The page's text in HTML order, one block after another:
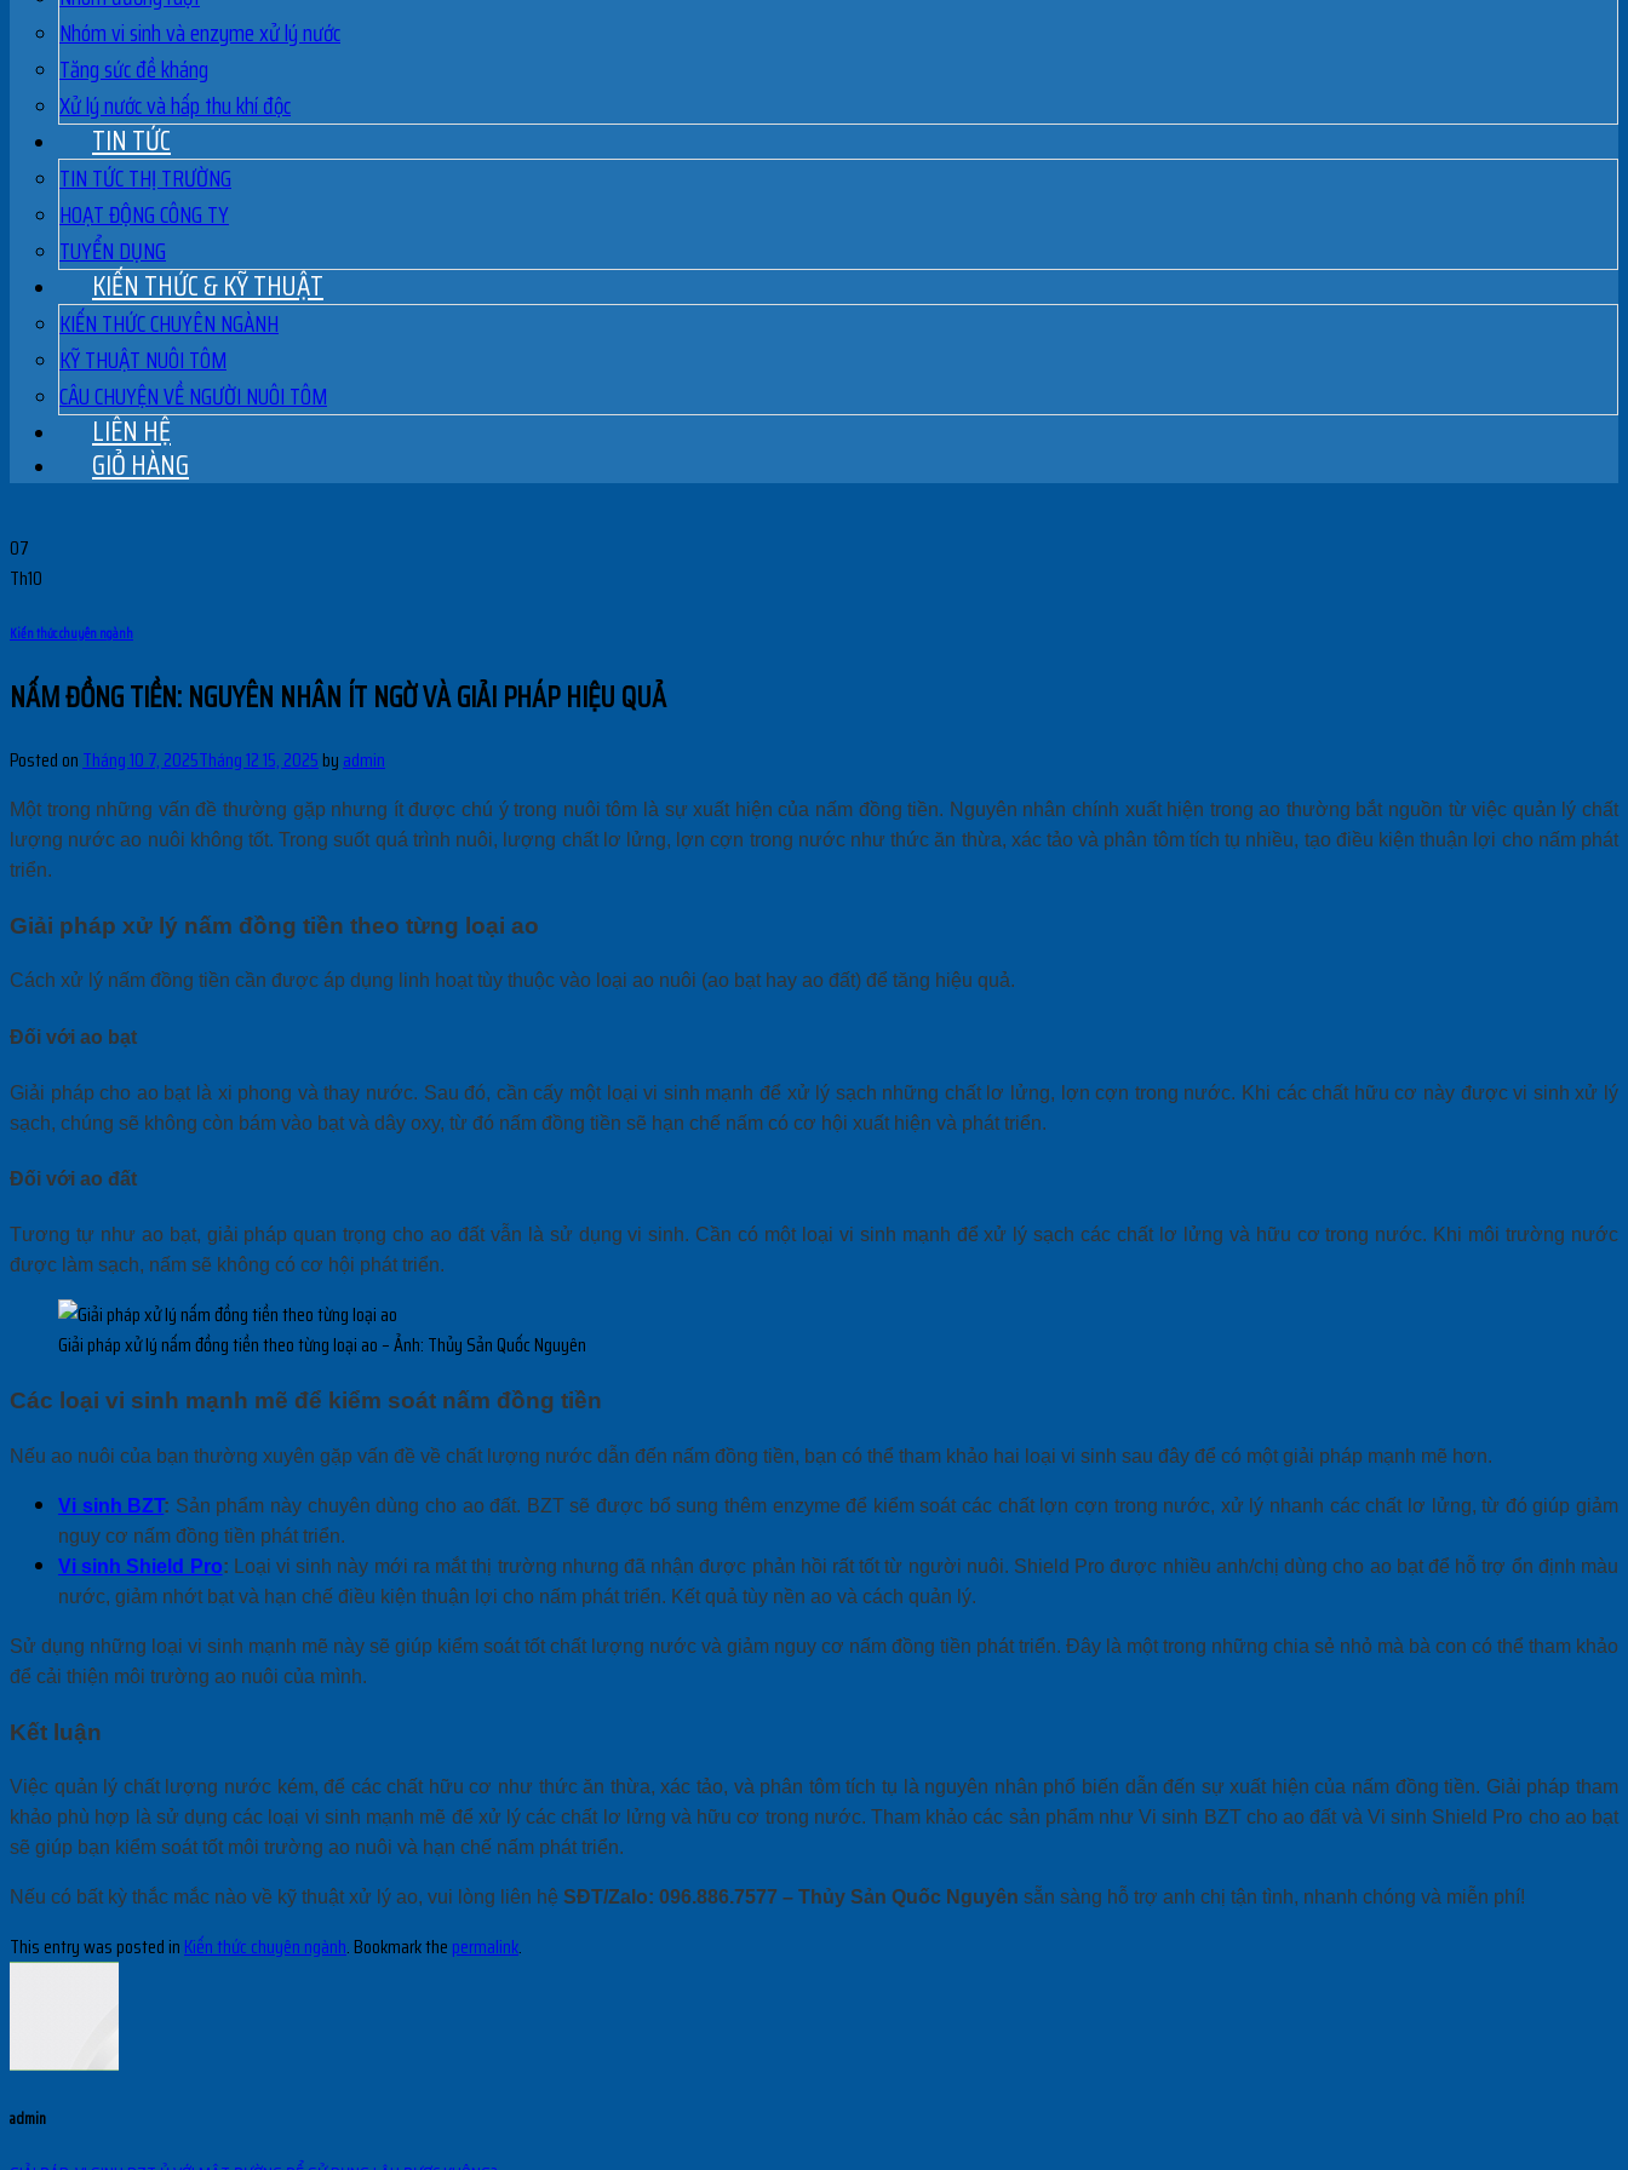
Nhóm vi sinh và enzyme xử lý nước
Tăng sức đề kháng
Xử lý nước và hấp thu khí độc
TIN TỨC
TIN TỨC THỊ TRƯỜNG
HOẠT ĐỘNG CÔNG TY
TUYỂN DỤNG
KIẾN THỨC & KỸ THUẬT
KIẾN THỨC CHUYÊN NGÀNH
KỸ THUẬT NUÔI TÔM
CÂU CHUYỆN VỀ NGƯỜI NUÔI TÔM
LIÊN HỆ
GIỎ HÀNG
07
Th10
Kiến thức chuyên ngành
NẤM ĐỒNG TIỀN: NGUYÊN NHÂN ÍT NGỜ VÀ GIẢI PHÁP HIỆU QUẢ
Posted on Tháng 10 7, 2025Tháng 12 15, 2025by admin
Một trong những vấn đề thường gặp nhưng ít được chú ý trong nuôi tôm là sự xuất hiện của nấm đồng tiền. Nguyên nhân chính xuất hiện trong ao thường bắt nguồn từ việc quản lý chất
lượng nước ao nuôi không tốt. Trong suốt quá trình nuôi, lượng chất lơ lửng, lợn cợn trong nước như thức ăn thừa, xác tảo và phân tôm tích tụ nhiều, tạo điều kiện thuận lợi cho nấm phát
triển.
Giải pháp xử lý nấm đồng tiền theo từng loại ao
Cách xử lý nấm đồng tiền cần được áp dụng linh hoạt tùy thuộc vào loại ao nuôi (ao bạt hay ao đất) để tăng hiệu quả.
Đối với ao bạt
Giải pháp cho ao bạt là xi phong và thay nước. Sau đó, cần cấy một loại vi sinh mạnh để xử lý sạch những chất lơ lửng, lợn cợn trong nước. Khi các chất hữu cơ này được vi sinh xử lý
sạch, chúng sẽ không còn bám vào bạt và dây oxy, từ đó nấm đồng tiền sẽ hạn chế nấm có cơ hội xuất hiện và phát triển.
Đối với ao đất
Tương tự như ao bạt, giải pháp quan trọng cho ao đất vẫn là sử dụng vi sinh. Cần có một loại vi sinh mạnh để xử lý sạch các chất lơ lửng và hữu cơ trong nước. Khi môi trường nước
được làm sạch, nấm sẽ không có cơ hội phát triển.
Giải pháp xử lý nấm đồng tiền theo từng loại ao – Ảnh: Thủy Sản Quốc Nguyên
Các loại vi sinh mạnh mẽ để kiểm soát nấm đồng tiền
Nếu ao nuôi của bạn thường xuyên gặp vấn đề về chất lượng nước dẫn đến nấm đồng tiền, bạn có thể tham khảo hai loại vi sinh sau đây để có một giải pháp mạnh mẽ hơn.
Vi sinh BZT: Sản phẩm này chuyên dùng cho ao đất. BZT sẽ được bổ sung thêm enzyme để kiểm soát các chất lợn cợn trong nước, xử lý nhanh các chất lơ lửng, từ đó giúp giảm
nguy cơ nấm đồng tiền phát triển.
Vi sinh Shield Pro: Loại vi sinh này mới ra mắt thị trường nhưng đã nhận được phản hồi rất tốt từ người nuôi. Shield Pro được nhiều anh/chị dùng cho ao bạt để hỗ trợ ổn định màu
nước, giảm nhớt bạt và hạn chế điều kiện thuận lợi cho nấm phát triển. Kết quả tùy nền ao và cách quản lý.
Sử dụng những loại vi sinh mạnh mẽ này sẽ giúp kiểm soát tốt chất lượng nước và giảm nguy cơ nấm đồng tiền phát triển. Đây là một trong những chia sẻ nhỏ mà bà con có thể tham khảo
để cải thiện môi trường ao nuôi của mình.
Kết luận
Việc quản lý chất lượng nước kém, để các chất hữu cơ như thức ăn thừa, xác tảo, và phân tôm tích tụ là nguyên nhân phổ biến dẫn đến sự xuất hiện của nấm đồng tiền. Giải pháp tham
khảo phù hợp là sử dụng các loại vi sinh mạnh mẽ để xử lý các chất lơ lửng và hữu cơ trong nước. Tham khảo các sản phẩm như Vi sinh BZT cho ao đất và Vi sinh Shield Pro cho ao bạt
sẽ giúp bạn kiểm soát tốt môi trường ao nuôi và hạn chế nấm phát triển.
Nếu có bất kỳ thắc mắc nào về kỹ thuật xử lý ao, vui lòng liên hệ SĐT/Zalo: 096.886.7577 – Thủy Sản Quốc Nguyên sẵn sàng hỗ trợ anh chị tận tình, nhanh chóng và miễn phí!
This entry was posted inKiến thức chuyên ngành. Bookmark the permalink.
admin